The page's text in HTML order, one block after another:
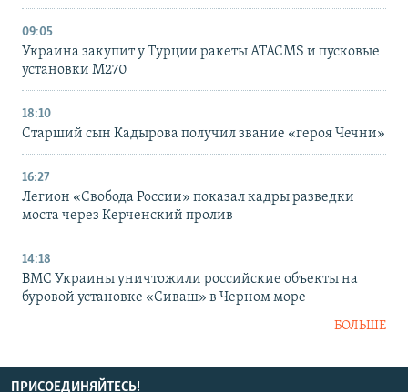
09:05
Украина закупит у Турции ракеты ATACMS и пусковые
установки M270
18:10
Старший сын Кадырова получил звание «героя Чечни»
16:27
Легион «Свобода России» показал кадры разведки
моста через Керченский пролив
14:18
ВМС Украины уничтожили российские объекты на
буровой установке «Сиваш» в Черном море
БОЛЬШЕ
ПРИСОЕДИНЯЙТЕСЬ!